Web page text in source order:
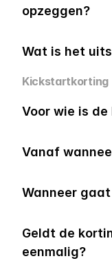
opzeggen?
Wat is het
Kickstartkorting
Voor wie is
Vanaf
Wanneer
Geldt de
eenmalig?